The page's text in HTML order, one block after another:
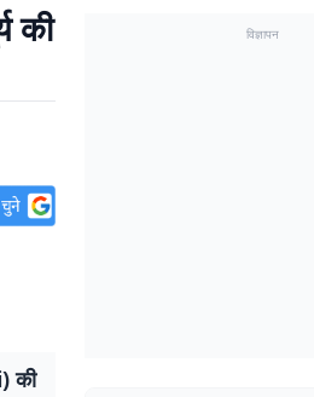
की
की
विज्ञापन